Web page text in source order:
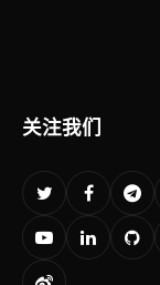
关注我们